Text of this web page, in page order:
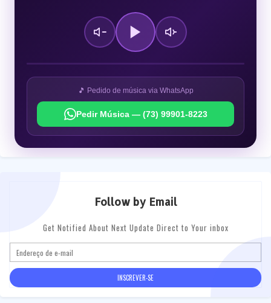
🎵 Pedido de música via WhatsApp
Pedir Música — (73) 99901-8223
Follow by Email
Get Notified About Next Update Direct to Your inbox